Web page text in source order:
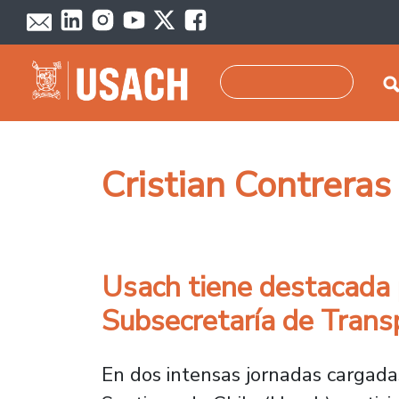
Pasar al contenido principal
Cristian Contreras
Usach tiene
Subsecretaría de
En dos intensas jornadas